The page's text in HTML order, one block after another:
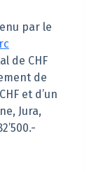
par le
de CHF
de
et d’un
Jura,